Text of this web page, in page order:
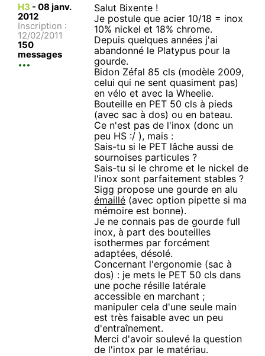
H3 - 08 janv.
2012
Inscription :
12/02/2011
150
messages
Salut Bixente !
Je postule que acier 10/18 = inox
10% nickel et 18% chrome.
Depuis quelques années j'ai
abandonné le Platypus pour la
gourde.
Bidon Zéfal 85 cls (modèle 2009,
celui qui ne sent quasiment pas)
en vélo et avec la Wheelie.
Bouteille en PET 50 cls à pieds
(avec sac à dos) ou en bateau.
Ce n'est pas de l'inox (donc un
peu HS :/ ), mais :
Sais-tu si le PET lâche aussi de
sournoises particules ?
Sais-tu si le chrome et le nickel de
l'inox sont parfaitement stables ?
Sigg propose une gourde en alu
émaillé (avec option pipette si ma
mémoire est bonne).
Je ne connais pas de gourde full
inox, à part des bouteilles
isothermes par forcément
adaptées, désolé.
Concernant l'ergonomie (sac à
dos) : je mets le PET 50 cls dans
une poche résille latérale
accessible en marchant ;
manipuler cela d'une seule main
est très faisable avec un peu
d'entraînement.
Merci d'avoir soulevé la question
de l'intox par le matériau.